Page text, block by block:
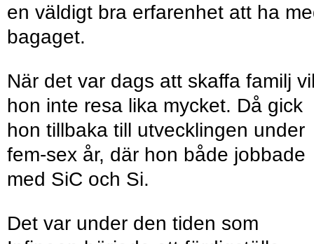
en väldigt bra erfarenhet att ha
bagaget.
När det var dags att skaffa familj
hon inte resa lika mycket. Då gick
hon tillbaka till utvecklingen under
fem-sex år, där hon både jobbade
med SiC och Si.
Det var under den tiden som